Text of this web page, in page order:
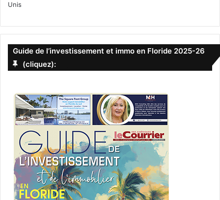
Unis
Guide de l’investissement et immo en Floride 2025-26
(cliquez):